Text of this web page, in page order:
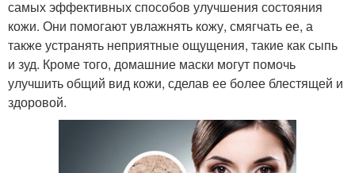
самых эффективных способов улучшения состояния
кожи. Они помогают увлажнять кожу, смягчать ее, а
также устранять неприятные ощущения, такие как сыпь
и зуд. Кроме того, домашние маски могут помочь
улучшить общий вид кожи, сделав ее более блестящей и
здоровой.